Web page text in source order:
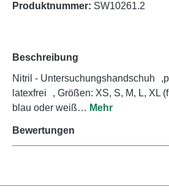
Produktnummer: SW10261.2
Beschreibung
Nitril - Untersuchungshandschuh
latexfrei , Größen: XS, S, M, L, XL
blau oder weiß… Mehr
Bewertungen